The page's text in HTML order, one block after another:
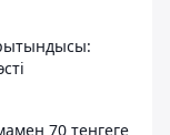
70 теңгеге